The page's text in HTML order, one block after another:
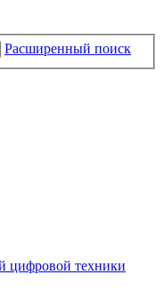
Расширенный поиск
цифровой техники